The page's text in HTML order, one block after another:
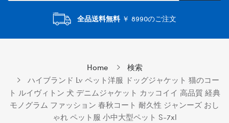
全品送料無料￥ 8990のご注文
Home
検索
ハイブランド Lv ペット洋服 ドッグジャケット 猫のコー
ト ルイヴィトン 犬 デニムジャケット カッコイイ 高品質 経典
モノグラム ファッション 春秋コート 耐久性 ジャンーズ おし
ゃれ ペット服 小中大型ペット S-7xl